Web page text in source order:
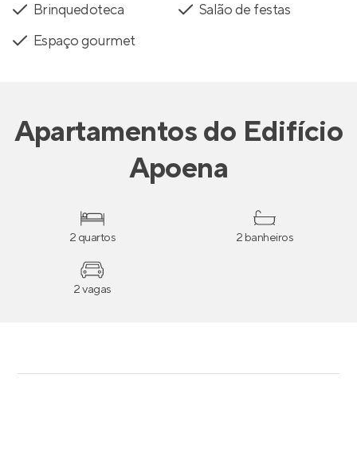
Brinquedoteca
Salão de festas
Espaço gourmet
Apartamentosdo Edifício
Apoena
2 quartos 2 banheiros
2 vagas